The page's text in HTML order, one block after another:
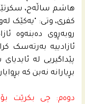
هاشم ساڵەح،
کفری، وتی: "یەکێک
روبەڕوی دەبنەوە
ئازادییه‌ بەرتەسک
پێداگیریی له‌
بڕیارانه‌ نه‌بن كه‌
دوه‌م: چى بكرێت بۆ